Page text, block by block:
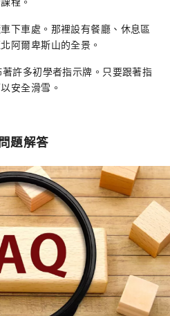
下車處。那裡設有餐廳、休息區
阿爾卑斯山的全景。
許多初學者指示牌。只要跟著指
安全滑雪。
題解答